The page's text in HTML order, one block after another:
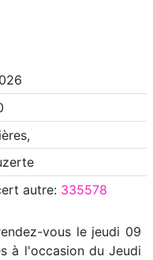
autre: 335578
vous le jeudi 09
à l'occasion du Jeudi